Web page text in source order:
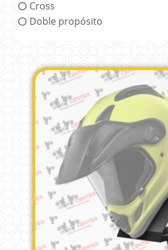
Cross
Doble propósito